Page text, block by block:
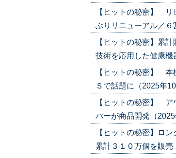
【ヒットの秘密】
ぶりリニューアル／
【ヒットの秘密】累
技術を応用した健康
【ヒットの秘密】 本
Ｓで話題に（2025年
【ヒットの秘密】
パーが商品開発（
【ヒットの秘密】ロ
累計３１０万個を販